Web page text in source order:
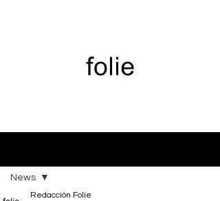
News
Redacción Folie